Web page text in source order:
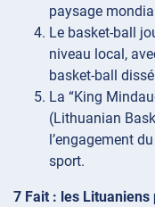
paysage
Le basket-ball
niveau local,
basket-ball
La “King
(Lithuanian
l’engagement
sport.
7 Fait : les